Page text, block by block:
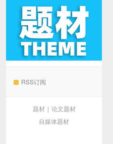
RSS订阅
题材 | 论文题材
自媒体题材